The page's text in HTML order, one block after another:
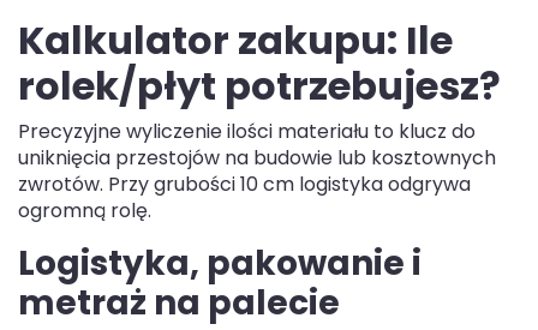
Kalkulator zakupu: Ile
rolek/płyt potrzebujesz?
Precyzyjne wyliczenie ilości materiału to klucz do
uniknięcia przestojów na budowie lub kosztownych
zwrotów. Przy grubości 10 cm logistyka odgrywa
ogromną rolę.
Logistyka, pakowanie i
metraż na palecie